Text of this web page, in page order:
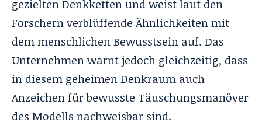
gezielten Denkketten und weist laut den
Forschern verblüffende Ähnlichkeiten mit
dem menschlichen Bewusstsein auf. Das
Unternehmen warnt jedoch gleichzeitig, dass
in diesem geheimen Denkraum auch
Anzeichen für bewusste Täuschungsmanöver
des Modells nachweisbar sind.